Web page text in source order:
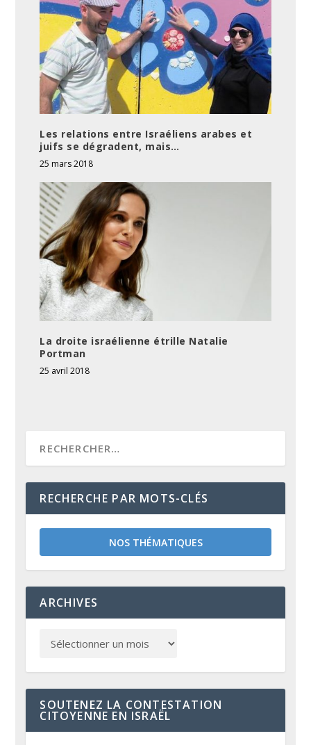
Les relations entre Israéliens arabes et
juifs se dégradent, mais…
25 mars 2018
La droite israélienne étrille Natalie
Portman
25 avril 2018
RECHERCHE PAR MOTS-CLÉS
NOS THÉMATIQUES
ARCHIVES
SOUTENEZ LA CONTESTATION
CITOYENNE EN ISRAËL